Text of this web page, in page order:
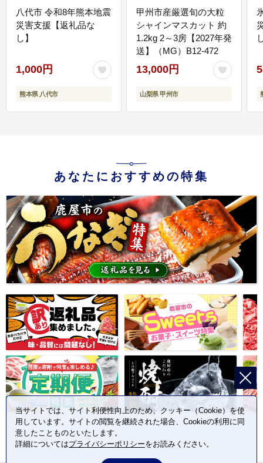
八代市 令和8年熊本地震
災害支援【返礼品な
し】
1,000円
熊本県 八代市
甲州市産厳選旬の大粒
シャインマスカット 約
1.2kg 2～3房【2027年発
送】（MG）B12-472
13,000円
山梨県 甲州市
あなたにおすすめの特集
当サイトでは、サイト利便性向上のため、クッキー（Cookie）を使
用しています。サイトの閲覧を継続された場合、Cookieの利用に同
意したことものといたします。
詳細についてはプライバシーポリシーをお読みください。